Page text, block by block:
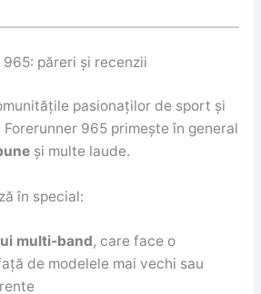
965: păreri și recenzii
pasionaților de sport și
965 primește în general
și multe laude.
în special:
multi-band, care face o
de modelele mai vechi sau